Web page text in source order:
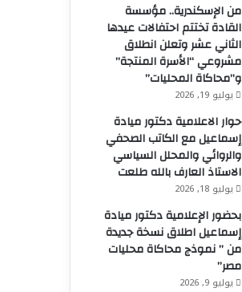
من الإسكندرية.. مؤسسة
القادة تختتم احتفالات عيدها
الثاني عشر وتعلن انطلاق
مشروعي “الأسرة المنتجة”
و”محاكاة المحليات”
يوليو 19, 2026
حوار الاعلامية دكتور ميادة
إسماعيل مع الكاتب الصحفي
والروائي والمحلل السياسي
الاستاذ العارف بالله طلعت
يوليو 18, 2026
بحضور الإعلامية دكتور ميادة
إسماعيل اطلاق نسخة جديدة
من ” نموذج محاكاة محليات
مصر”
يوليو 9, 2026